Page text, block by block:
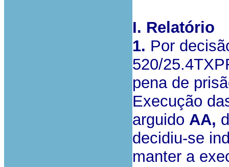
I. Relatório
1. Por
520/
pena de
Execução
arguido AA,
decidiu-se
manter a